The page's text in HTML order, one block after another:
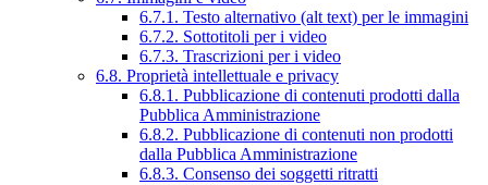
6.7.1. Testo alternativo (alt text) per le immagini
6.7.2. Sottotitoli per i video
6.7.3. Trascrizioni per i video
6.8. Proprietà intellettuale e privacy
6.8.1. Pubblicazione di contenuti prodotti dalla
Pubblica Amministrazione
6.8.2. Pubblicazione di contenuti non prodotti
dalla Pubblica Amministrazione
6.8.3. Consenso dei soggetti ritratti